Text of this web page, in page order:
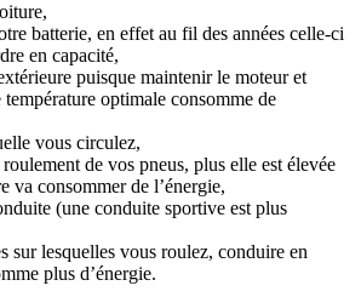
batterie, en effet au fil des années celle-ci
en capacité,
puisque maintenir le moteur et
température optimale consomme de
vous circulez,
de vos pneus, plus elle est élevée
va consommer de l’énergie,
(une conduite sportive est plus
sur lesquelles vous roulez, conduire en
plus d’énergie.